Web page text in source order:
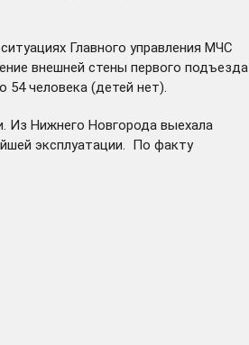
Главного управления МЧС
внешней стены первого подъезда
человека (детей нет).
Из Нижнего Новгорода выехала
эксплуатации. По факту